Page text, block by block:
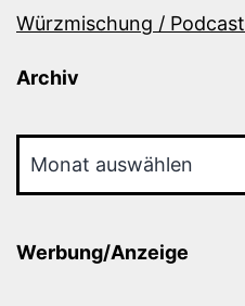
Würzmischung / Podcast
Archiv
Werbung/Anzeige